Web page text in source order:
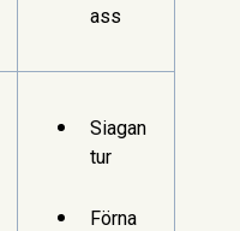
ass
Siagan
tur
Förna